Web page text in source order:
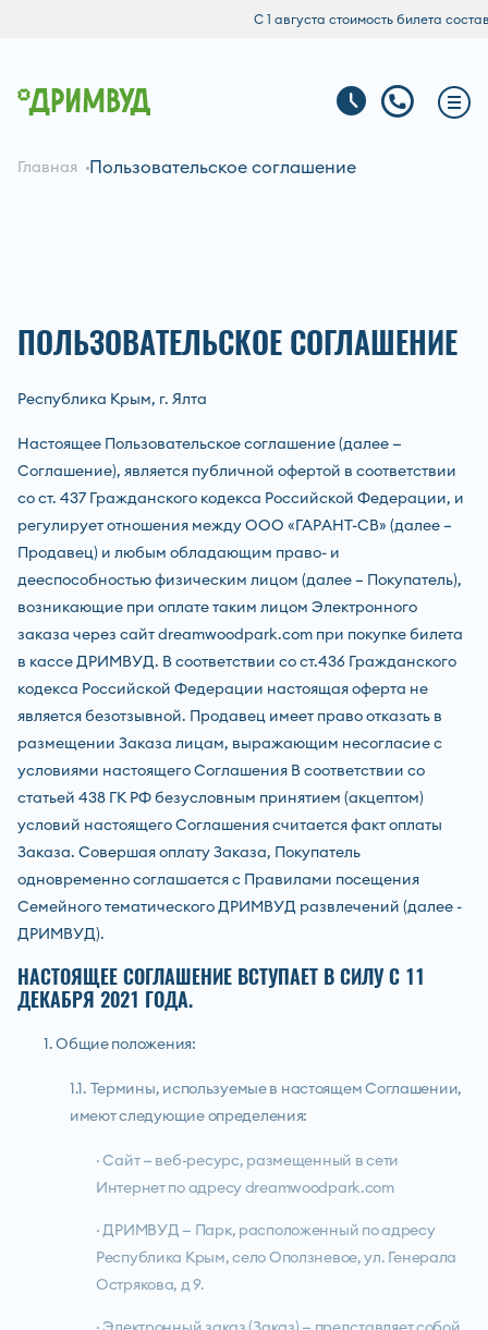
С 1 августа стоимость билета
Главная Пользовательское соглашение
ПОЛЬЗОВАТЕЛЬСКОЕ СОГЛАШЕНИЕ
Республика Крым, г. Ялта
Настоящее Пользовательское соглашение (далее —
Соглашение), является публичной офертой в соответствии
со ст. 437 Гражданского кодекса Российской Федерации, и
регулирует отношения между ООО «ГАРАНТ-СВ» (далее –
Продавец) и любым обладающим право- и
дееспособностью физическим лицом (далее – Покупатель),
возникающие при оплате таким лицом Электронного
заказа через сайт dreamwoodpark.com при покупке билета
в кассе ДРИМВУД. В соответствии со ст.436 Гражданского
кодекса Российской Федерации настоящая оферта не
является безотзывной. Продавец имеет право отказать в
размещении Заказа лицам, выражающим несогласие с
условиями настоящего Соглашения В соответствии со
статьей 438 ГК РФ безусловным принятием (акцептом)
условий настоящего Соглашения считается факт оплаты
Заказа. Совершая оплату Заказа, Покупатель
одновременно соглашается с Правилами посещения
Семейного тематического ДРИМВУД развлечений (далее -
ДРИМВУД).
НАСТОЯЩЕЕ СОГЛАШЕНИЕ ВСТУПАЕТ В СИЛУ С 11
ДЕКАБРЯ 2021 ГОДА.
1. Общие положения:
1.1. Термины, используемые в настоящем Соглашении,
имеют следующие определения:
· Сайт — веб-ресурс, размещенный в сети
Интернет по адресу dreamwoodpark.com
· ДРИМВУД — Парк, расположенный по адресу
Республика Крым, село Оползневое, ул. Генерала
Острякова, д 9.